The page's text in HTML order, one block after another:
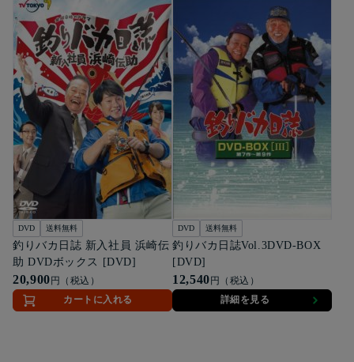
DVD 送料無料
釣りバカ日誌 新入社員 浜崎伝
助 DVDボックス [DVD]
20,900円（税込）
カートに入れる
DVD 送料無料
釣りバカ日誌Vol.3DVD-BOX
[DVD]
12,540円（税込）
詳細を見る